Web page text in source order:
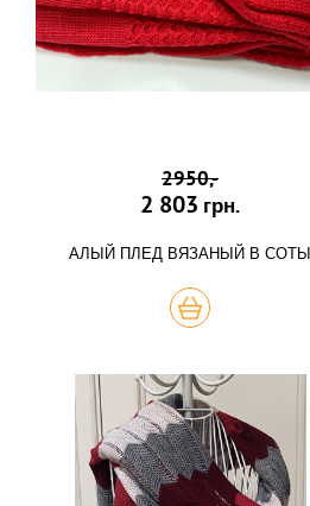
2950,-
2 803 грн.
АЛЫЙ ПЛЕД ВЯЗАНЫЙ В СОТЫ
КУПИТЬ